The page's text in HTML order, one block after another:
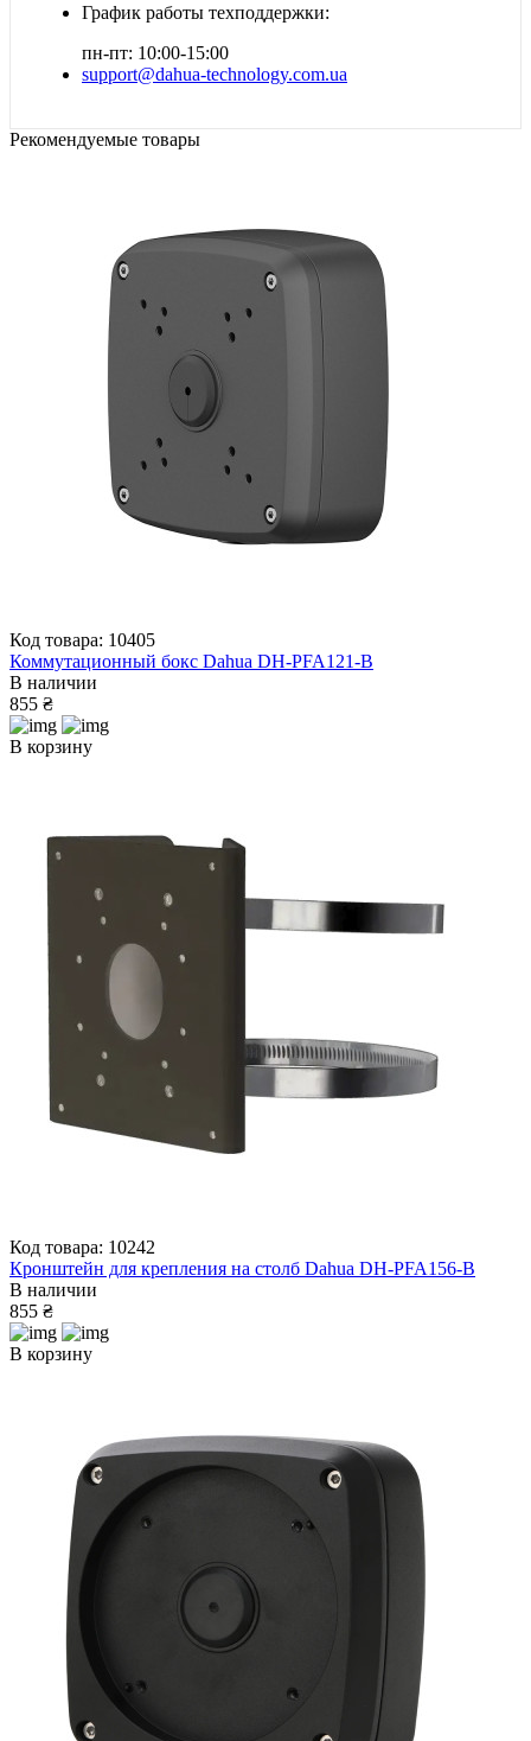
График работы техподдержки:
пн-пт: 10:00-15:00
support@dahua-technology.com.ua
Рекомендуемые товары
Код товара: 10405
Коммутационный бокс Dahua DH-PFA121-B
В наличии
855 ₴
В корзину
Код товара: 10242
Кронштейн для крепления на столб Dahua DH-PFA156-B
В наличии
855 ₴
В корзину